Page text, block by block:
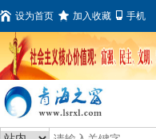
设为首页 加入收藏 手机